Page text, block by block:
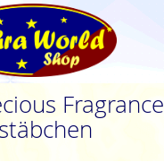
Fragrance